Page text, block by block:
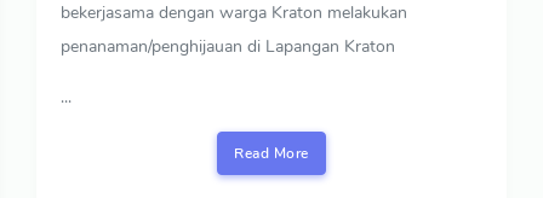
bekerjasama dengan warga Kraton melakukan
penanaman/penghijauan di Lapangan Kraton
...
Read More